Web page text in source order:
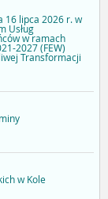
16 lipca 2026 r. w
Usług
w ramach
2027 (FEW)
Transformacji
w Kole